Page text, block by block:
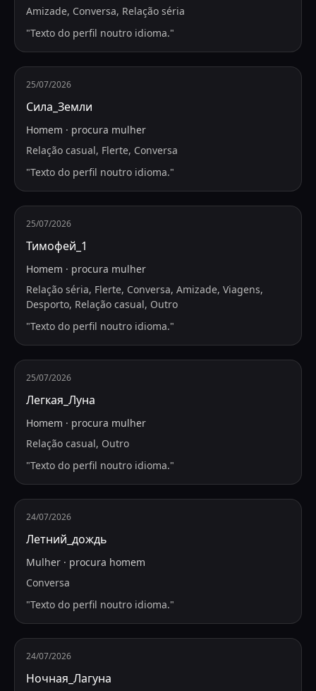
Amizade, Conversa, Relação séria
"Texto do perfil noutro idioma."
25/07/2026
Сила_Земли
Homem · procura mulher
Relação casual, Flerte, Conversa
"Texto do perfil noutro idioma."
25/07/2026
Тимофей_1
Homem · procura mulher
Relação séria, Flerte, Conversa, Amizade, Viagens,
Desporto, Relação casual, Outro
"Texto do perfil noutro idioma."
25/07/2026
Легкая_Луна
Homem · procura mulher
Relação casual, Outro
"Texto do perfil noutro idioma."
24/07/2026
Летний_дождь
Mulher · procura homem
Conversa
"Texto do perfil noutro idioma."
24/07/2026
Ночная_Лагуна